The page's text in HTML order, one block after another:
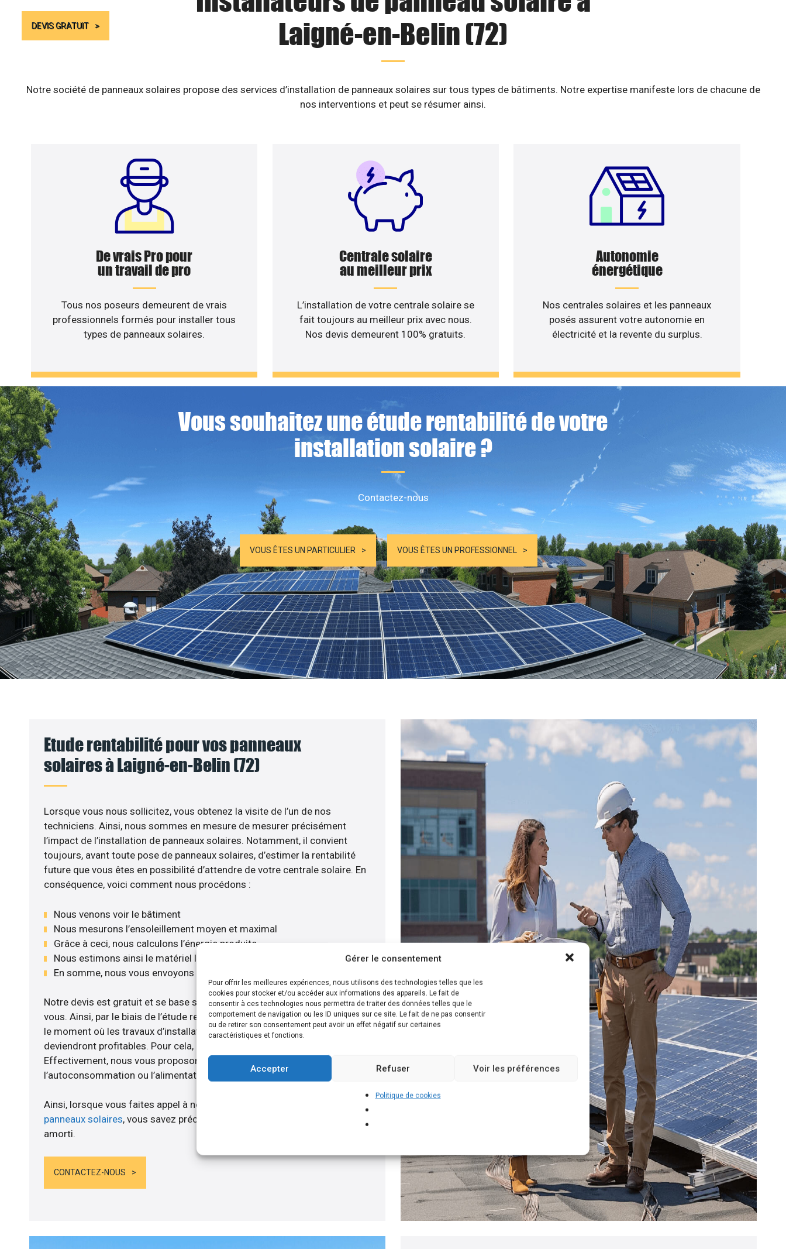
Gérer le consentement
Pour offrir les meilleures expériences, nous utilisons des technologies telles que les
cookies pour stocker et/ou accéder aux informations des appareils. Le fait de
consentir à ces technologies nous permettra de traiter des données telles que le
comportement de navigation ou les ID uniques sur ce site. Le fait de ne pas consentir
ou de retirer son consentement peut avoir un effet négatif sur certaines
caractéristiques et fonctions.
Accepter Refuser Voir les préférences
Politique de cookies
DEVIS GRATUIT
Laigné-en-Belin (72)
Notre société de panneaux solaires propose des services d’installation de panneaux solaires sur tous types de bâtiments. Notre expertise manifeste lors de chacune de
nos interventions et peut se résumer ainsi.
De vrais Pro pour
un travail de pro
Tous nos poseurs demeurent de vrais
professionnels formés pour installer tous
types de panneaux solaires.
Centrale solaire
au meilleur prix
L’installation de votre centrale solaire se
fait toujours au meilleur prix avec nous.
Nos devis demeurent 100% gratuits.
Autonomie
énergétique
Nos centrales solaires et les panneaux
posés assurent votre autonomie en
électricité et la revente du surplus.
Vous souhaitez une étude rentabilité de votre
installation solaire ?
Contactez-nous
VOUS ÊTES UN PARTICULIER VOUS ÊTES UN PROFESSIONNEL
Etude rentabilité pour vos panneaux
solaires à Laigné-en-Belin (72)
Lorsque vous nous sollicitez, vous obtenez la visite de l’un de nos
techniciens. Ainsi, nous sommes en mesure de mesurer précisément
l’impact de l’installation de panneaux solaires. Notamment, il convient
toujours, avant toute pose de panneaux solaires, d’estimer la rentabilité
future que vous êtes en possibilité d’attendre de votre centrale solaire. En
conséquence, voici comment nous procédons :
Nous venons voir le bâtiment
Nous mesurons l’ensoleillement moyen et maximal
Grâce à ceci, nous calculons l’énergie produite
Nous estimons ainsi le matériel le plus adéquat
En somme, nous vous envoyons notre devis gratuitement
Notre devis est gratuit et se base sur la configuration la plus efficace pour
vous. Ainsi, par le biais de l’étude rentabilité menée, nous savons calculer
le moment où les travaux d’installation de panneaux solaire sur votre toit
deviendront profitables. Pour cela, nous disposons de plusieurs solutions.
Effectivement, nous vous proposons un branchement permettant
l’autoconsommation ou l’alimentation de batteries solaires, par exemple.
Ainsi, lorsque vous faites appel à notre structure pour installer vos
panneaux solaires, vous savez précisément quand le coût des travaux sera
amorti.
CONTACTEZ-NOUS